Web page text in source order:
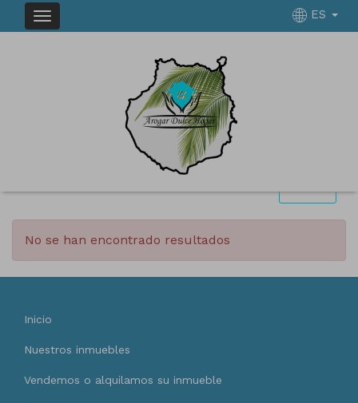
ES
INMUEBLES EN ALQUILER EN
Ordenar
0 inmuebles en total
No se han encontrado resultados
Inicio
Nuestros inmuebles
Vendemos o alquilamos su inmueble